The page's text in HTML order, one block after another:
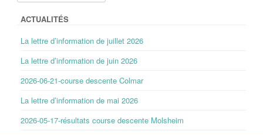
ACTUALITÉS
La lettre d’information de juillet 2026
La lettre d’information de juin 2026
2026-06-21-course descente Colmar
La lettre d’information de mai 2026
2026-05-17-résultats course descente Molsheim